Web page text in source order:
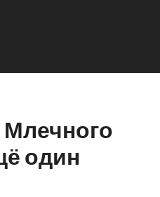
один